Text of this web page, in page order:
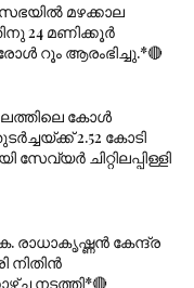
മഴക്കാല
24 മണിക്കൂർ
റൂം ആരംഭിച്ചു.*🔴
കോൾ
2.52 കോടി
ചിറ്റിലപ്പിള്ളി
രാധാകൃഷ്ണൻ കേന്ദ്ര
നിതിൻ
നടത്തി*🔴